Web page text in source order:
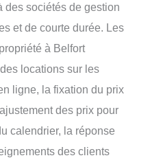
des sociétés de gestion
et de courte durée. Les
à Belfort
locations sur les
ligne, la fixation du prix
des prix pour
calendrier, la réponse
des clients